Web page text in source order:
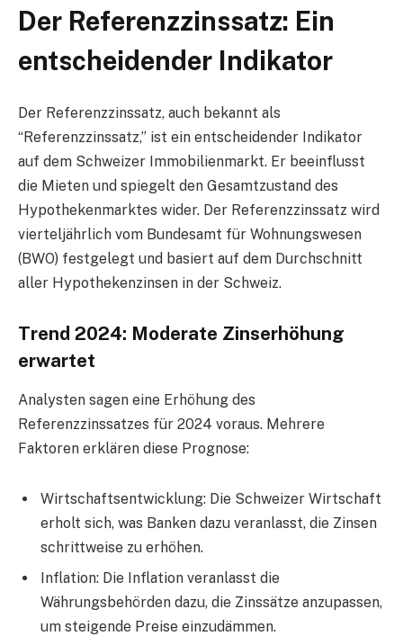
Der Referenzzinssatz: Ein
entscheidender Indikator
Der Referenzzinssatz, auch bekannt als
“Referenzzinssatz,” ist ein entscheidender Indikator
auf dem Schweizer Immobilienmarkt. Er beeinflusst
die Mieten und spiegelt den Gesamtzustand des
Hypothekenmarktes wider. Der Referenzzinssatz wird
vierteljährlich vom Bundesamt für Wohnungswesen
(BWO) festgelegt und basiert auf dem Durchschnitt
aller Hypothekenzinsen in der Schweiz.
Trend 2024: Moderate Zinserhöhung
erwartet
Analysten sagen eine Erhöhung des
Referenzzinssatzes für 2024 voraus. Mehrere
Faktoren erklären diese Prognose:
Wirtschaftsentwicklung: Die Schweizer Wirtschaft
erholt sich, was Banken dazu veranlasst, die Zinsen
schrittweise zu erhöhen.
Inflation: Die Inflation veranlasst die
Währungsbehörden dazu, die Zinssätze anzupassen,
um steigende Preise einzudämmen.